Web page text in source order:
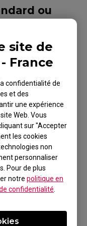
site de
France
confidentialité de
et des
une expérience
Web. Vous
sur "Accepter
les cookies
non
personnaliser
Pour de plus
notre politique en
confidentialité
ou
des
aux
peuvent
images est
scénarios
mode par défaut
nous
des couleurs
en arrière-
Ainsi,
niveau de
0 à 20) ou
tentative et
votre